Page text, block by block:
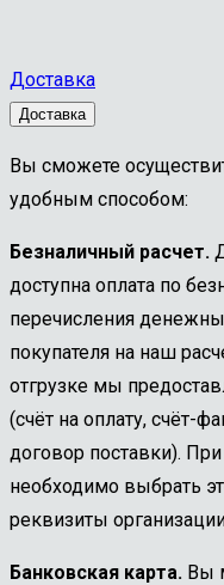
Доставка
Доставка
Вы сможете
удобным способом:
Безналичный расчет.
доступна оплата по
перечисления
покупателя на наш
отгрузке мы
(счёт на оплату, счёт-
договор поставки).
необходимо выбрать
реквизиты
Банковская карта. Вы